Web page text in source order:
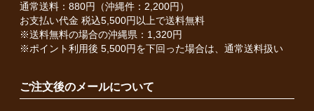
通常送料：880円（沖縄件：2,200円）
お支払い代金 税込5,500円以上で送料無料
※送料無料の場合の沖縄県：1,320円
※ポイント利用後 5,500円を下回った場合は、通常送料扱い
ご注文後のメールについて